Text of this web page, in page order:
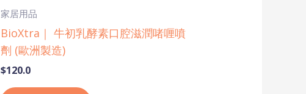
家居用品
BioXtra｜ 牛初乳酵素口腔滋潤啫喱噴
劑 (歐洲製造)
$120.0